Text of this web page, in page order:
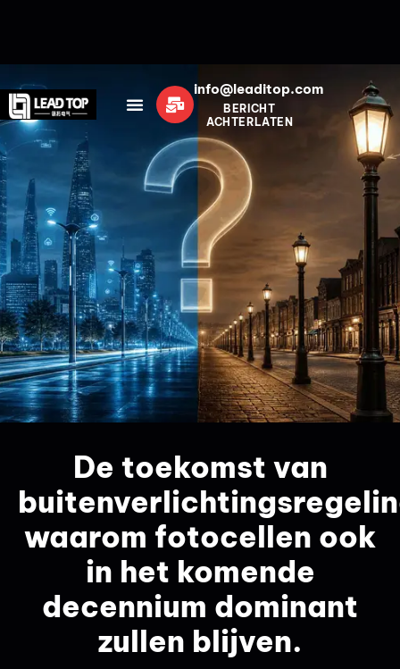
info@leaditop.com
BERICHT
ACHTERLATEN
De toekomst van
waarom fotocellen ook
in het komende
decennium dominant
zullen blijven.